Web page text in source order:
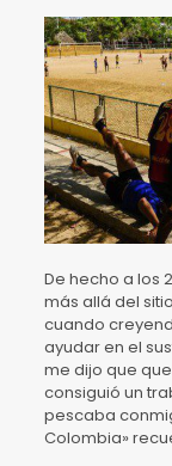
De hecho a los
más allá del
cuando
ayudar en el
me dijo que
consiguió un
pescaba
Colombia»